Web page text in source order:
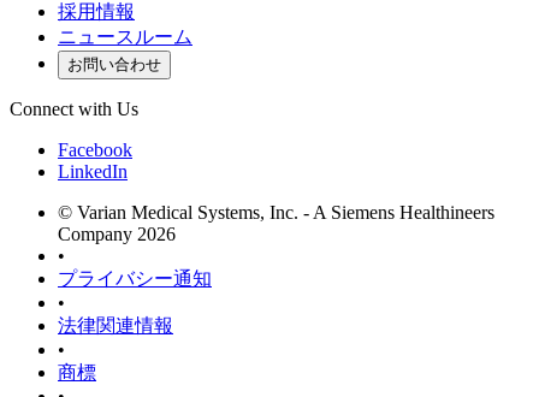
採用情報
ニュースルーム
お問い合わせ
Connect with Us
Facebook
LinkedIn
© Varian Medical Systems, Inc. - A Siemens Healthineers
Company 2026
•
プライバシー通知
•
法律関連情報
•
商標